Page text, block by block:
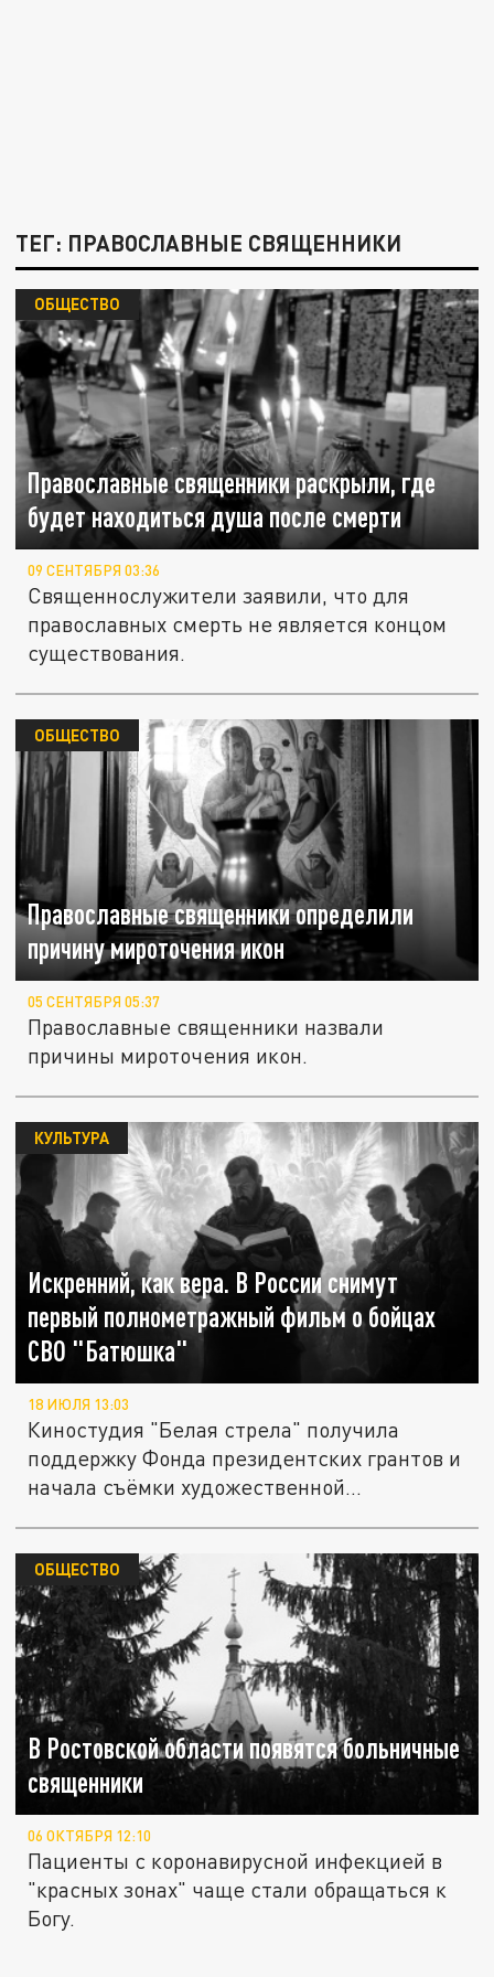
ТЕГ: ПРАВОСЛАВНЫЕ СВЯЩЕННИКИ
Православные священники раскрыли, где
будет находиться душа после смерти
ОБЩЕСТВО
09 СЕНТЯБРЯ 03:36
Священнослужители заявили, что для
православных смерть не является концом
существования.
Православные священники определили
причину мироточения икон
ОБЩЕСТВО
05 СЕНТЯБРЯ 05:37
Православные священники назвали
причины мироточения икон.
Искренний, как вера. В России снимут
первый полнометражный фильм о бойцах
СВО "Батюшка"
КУЛЬТУРА
18 ИЮЛЯ 13:03
Киностудия "Белая стрела" получила
поддержку Фонда президентских грантов и
начала съёмки художественной...
В Ростовской области появятся больничные
священники
ОБЩЕСТВО
06 ОКТЯБРЯ 12:10
Пациенты с коронавирусной инфекцией в
"красных зонах" чаще стали обращаться к
Богу.